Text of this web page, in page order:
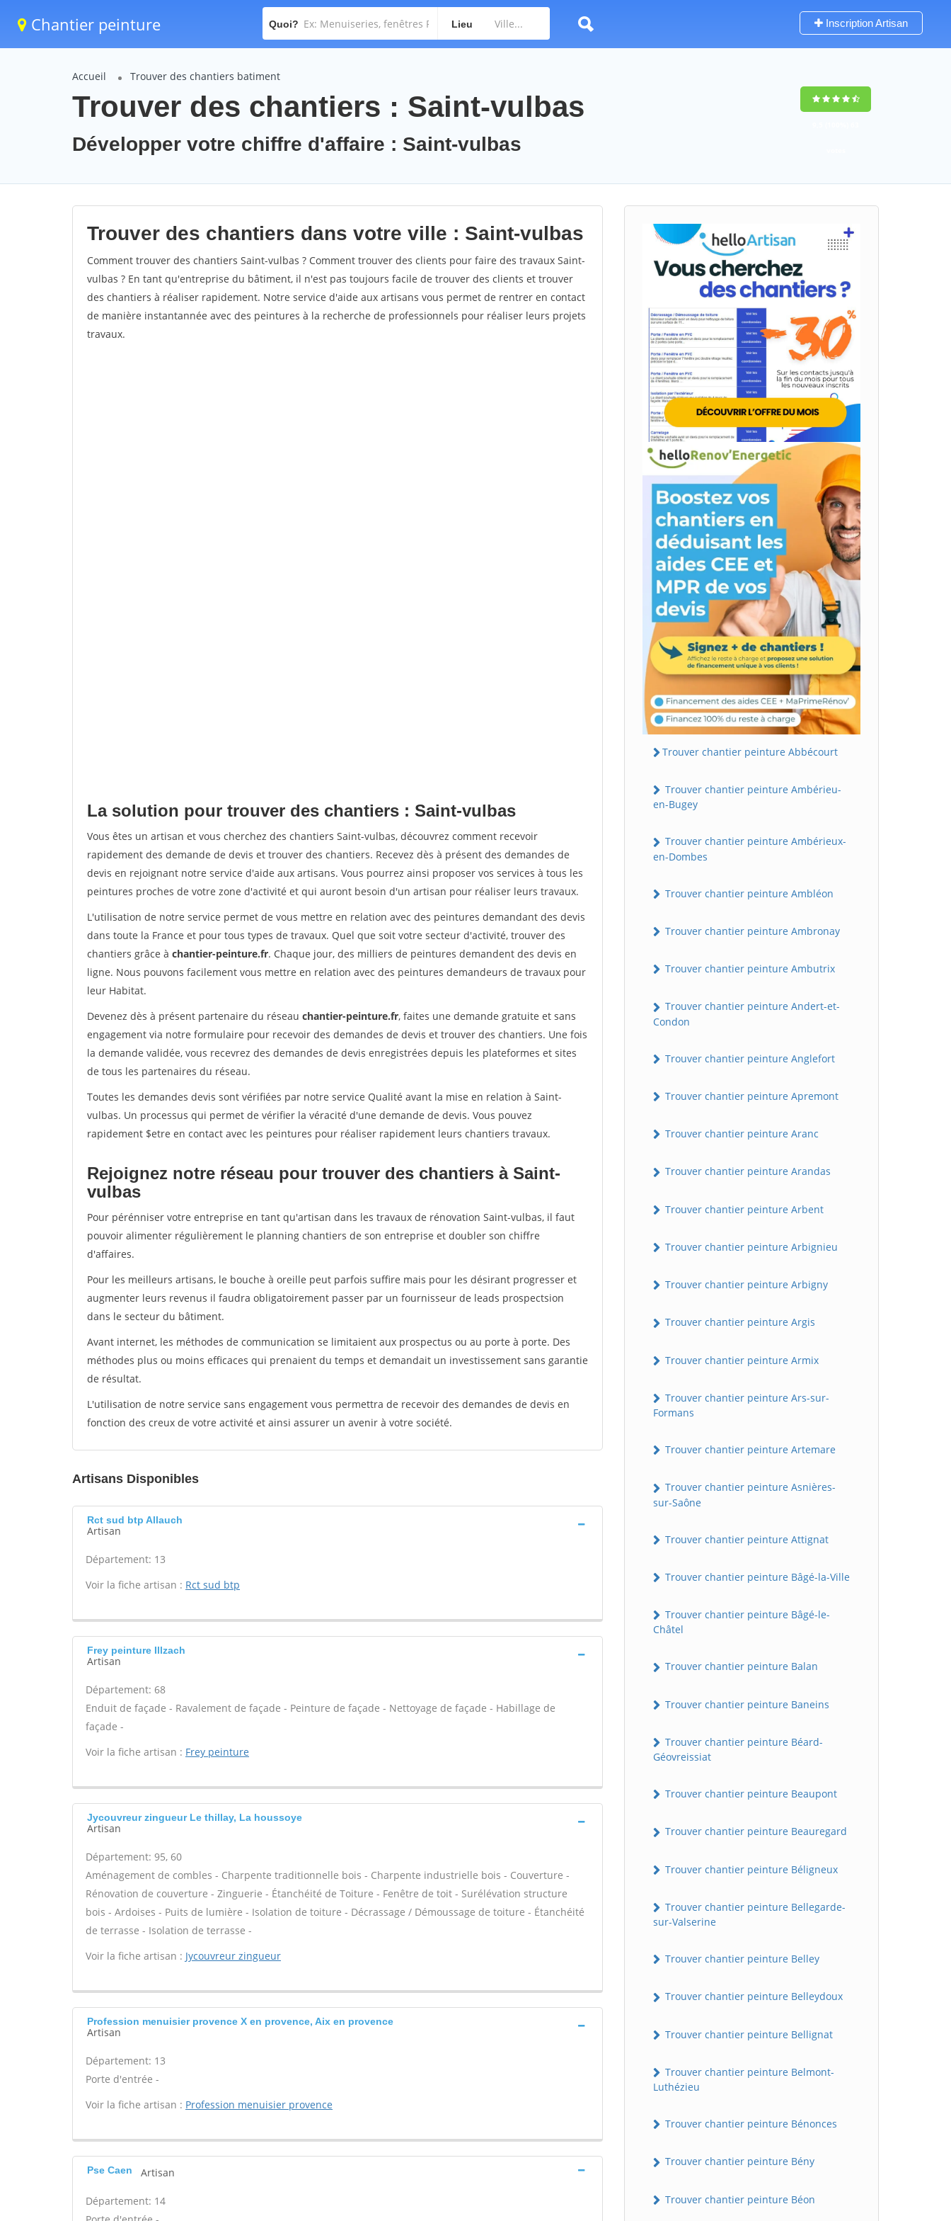
Chantier peinture Quoi? Lieu Inscription Artisan
Accueil Trouver des chantiers batiment
Trouver des chantiers : Saint-vulbas
Développer votre chiffre d'affaire : Saint-vulbas
Trouver des chantiers dans votre ville : Saint-vulbas
Comment trouver des chantiers Saint-vulbas ? Comment trouver des clients pour faire des travaux Saint-
vulbas ? En tant qu'entreprise du bâtiment, il n'est pas toujours facile de trouver des clients et trouver
des chantiers à réaliser rapidement. Notre service d'aide aux artisans vous permet de rentrer en contact
de manière instantannée avec des peintures à la recherche de professionnels pour réaliser leurs projets
travaux.
La solution pour trouver des chantiers : Saint-vulbas
Vous êtes un artisan et vous cherchez des chantiers Saint-vulbas, découvrez comment recevoir
rapidement des demande de devis et trouver des chantiers. Recevez dès à présent des demandes de
devis en rejoignant notre service d'aide aux artisans. Vous pourrez ainsi proposer vos services à tous les
peintures proches de votre zone d'activité et qui auront besoin d'un artisan pour réaliser leurs travaux.
L'utilisation de notre service permet de vous mettre en relation avec des peintures demandant des devis
dans toute la France et pour tous types de travaux. Quel que soit votre secteur d'activité, trouver des
chantiers grâce à chantier-peinture.fr. Chaque jour, des milliers de peintures demandent des devis en
ligne. Nous pouvons facilement vous mettre en relation avec des peintures demandeurs de travaux pour
leur Habitat.
Devenez dès à présent partenaire du réseau chantier-peinture.fr, faites une demande gratuite et sans
engagement via notre formulaire pour recevoir des demandes de devis et trouver des chantiers. Une fois
la demande validée, vous recevrez des demandes de devis enregistrées depuis les plateformes et sites
de tous les partenaires du réseau.
Toutes les demandes devis sont vérifiées par notre service Qualité avant la mise en relation à Saint-
vulbas. Un processus qui permet de vérifier la véracité d'une demande de devis. Vous pouvez
rapidement $etre en contact avec les peintures pour réaliser rapidement leurs chantiers travaux.
Rejoignez notre réseau pour trouver des chantiers à Saint-
vulbas
Pour pérénniser votre entreprise en tant qu'artisan dans les travaux de rénovation Saint-vulbas, il faut
pouvoir alimenter régulièrement le planning chantiers de son entreprise et doubler son chiffre
d'affaires.
Pour les meilleurs artisans, le bouche à oreille peut parfois suffire mais pour les désirant progresser et
augmenter leurs revenus il faudra obligatoirement passer par un fournisseur de leads prospectsion
dans le secteur du bâtiment.
Avant internet, les méthodes de communication se limitaient aux prospectus ou au porte à porte. Des
méthodes plus ou moins efficaces qui prenaient du temps et demandait un investissement sans garantie
de résultat.
L'utilisation de notre service sans engagement vous permettra de recevoir des demandes de devis en
fonction des creux de votre activité et ainsi assurer un avenir à votre société.
Artisans Disponibles
Rct sud btp Allauch
Artisan
Département: 13
Voir la fiche artisan : Rct sud btp
Frey peinture Illzach
Artisan
Département: 68
Enduit de façade - Ravalement de façade - Peinture de façade - Nettoyage de façade - Habillage de
façade -
Voir la fiche artisan : Frey peinture
Jycouvreur zingueur Le thillay, La houssoye
Artisan
Département: 95, 60
Aménagement de combles - Charpente traditionnelle bois - Charpente industrielle bois - Couverture -
Rénovation de couverture - Zinguerie - Étanchéité de Toiture - Fenêtre de toit - Surélévation structure
bois - Ardoises - Puits de lumière - Isolation de toiture - Décrassage / Démoussage de toiture - Étanchéité
de terrasse - Isolation de terrasse -
Voir la fiche artisan : Jycouvreur zingueur
Profession menuisier provence X en provence, Aix en provence
Artisan
Département: 13
Porte d'entrée -
Voir la fiche artisan : Profession menuisier provence
Pse Caen Artisan
Département: 14
Trouver chantier peinture Abbécourt
Trouver chantier peinture Ambérieu-
en-Bugey
Trouver chantier peinture Ambérieux-
en-Dombes
Trouver chantier peinture Ambléon
Trouver chantier peinture Ambronay
Trouver chantier peinture Ambutrix
Trouver chantier peinture Andert-et-
Condon
Trouver chantier peinture Anglefort
Trouver chantier peinture Apremont
Trouver chantier peinture Aranc
Trouver chantier peinture Arandas
Trouver chantier peinture Arbent
Trouver chantier peinture Arbignieu
Trouver chantier peinture Arbigny
Trouver chantier peinture Argis
Trouver chantier peinture Armix
Trouver chantier peinture Ars-sur-
Formans
Trouver chantier peinture Artemare
Trouver chantier peinture Asnières-
sur-Saône
Trouver chantier peinture Attignat
Trouver chantier peinture Bâgé-la-Ville
Trouver chantier peinture Bâgé-le-
Châtel
Trouver chantier peinture Balan
Trouver chantier peinture Baneins
Trouver chantier peinture Béard-
Géovreissiat
Trouver chantier peinture Beaupont
Trouver chantier peinture Beauregard
Trouver chantier peinture Béligneux
Trouver chantier peinture Bellegarde-
sur-Valserine
Trouver chantier peinture Belley
Trouver chantier peinture Belleydoux
Trouver chantier peinture Bellignat
Trouver chantier peinture Belmont-
Luthézieu
Trouver chantier peinture Bénonces
Trouver chantier peinture Bény
Trouver chantier peinture Béon